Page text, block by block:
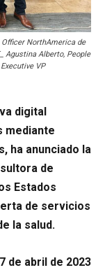
NorthAmerica de
Agustina Alberto, People
VP
digital
mediante
ha anunciado la
de
Estados
de servicios
la salud.
de abril de 2023